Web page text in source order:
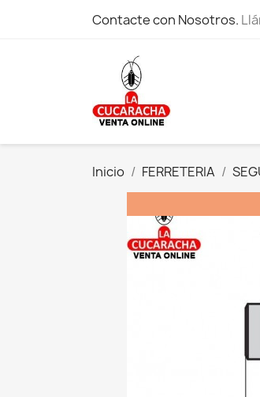
Contacte con Nosotros.
Inicio FERRETERIA